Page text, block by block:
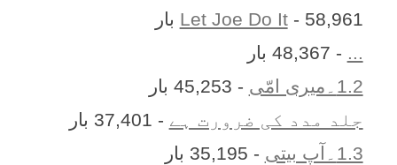
Let Joe Do It- 58,961 بار
... - 48,367 بار
1.2۔میری امّی
- 45,253 بار
جلد مدد کی ضرورت ہے - 37,401 بار
1.3۔آپ بیتی
- 35,195 بار